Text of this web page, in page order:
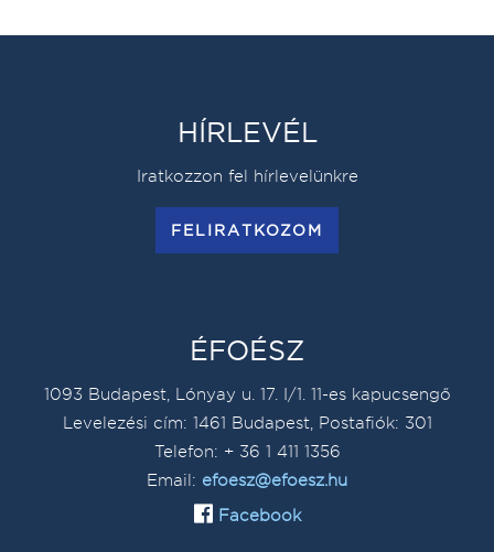
HÍRLEVÉL
Iratkozzon fel hírlevelünkre
FELIRATKOZOM
ÉFOÉSZ
1093 Budapest, Lónyay u. 17. I/1. 11-es kapucsengő
Levelezési cím: 1461 Budapest, Postafiók: 301
Telefon: + 36 1 411 1356
Email: efoesz@efoesz.hu
Facebook